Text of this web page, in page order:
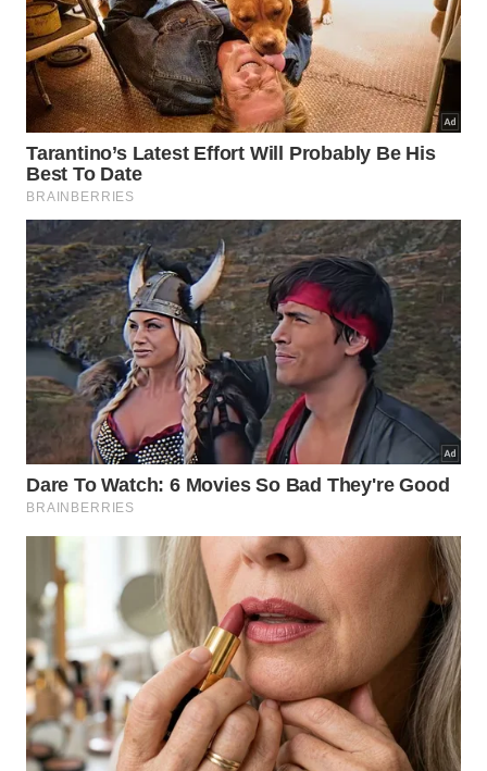
uma pequena colher de bicarbonato pode reforçar a
limpeza, sempre com cuidado extra em roupas
coloridas.
Como evitar que o cheiro de mofo
volte nas roupas?
cuidar do ambiente onde as peças ficam guardadas.
Se o guarda-roupa continuar úmido e fechado, o
problema volta rápido, mesmo com lavagens
caprichadas.
Manter portas e gavetas abertas de vez em quando,
evitar guardar roupas úmidas e usar potinhos com
sal grosso, bicarbonato ou carvão vegetal ajuda a
segurar a umidade. Limpar o interior do armário
com pano levemente umedecido em água com
vinagre também contribui para um espaço mais
diminuindo a chance do mofo voltar.